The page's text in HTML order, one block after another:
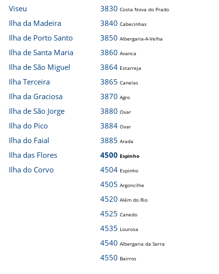
Viseu
Ilha da Madeira
Ilha de Porto Santo
Ilha de Santa Maria
Ilha de São Miguel
Ilha Terceira
Ilha da Graciosa
Ilha de São Jorge
Ilha do Pico
Ilha do Faial
Ilha das Flores
Ilha do Corvo
3830 Costa Nova do Prado
3840 Cabecinhas
3850 Albergaria-A-Velha
3860 Avanca
3864 Estarreja
3865 Canelas
3870 Agro
3880 Ovar
3884 Ovar
3885 Arada
4500 Espinho
4504 Espinho
4505 Argoncilhe
4520 Além do Rio
4525 Canedo
4535 Lourosa
4540 Albergaria da Serra
4550 Bairros